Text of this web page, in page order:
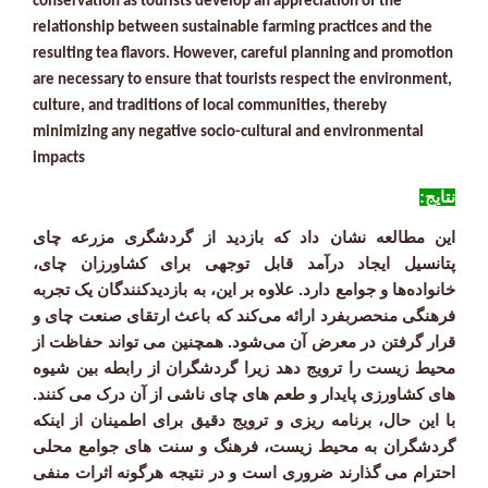
relationship between sustainable farming practices and the
resulting tea flavors. However, careful planning and promotion
are necessary to ensure that tourists respect the environment,
culture, and traditions of local communities, thereby
minimizing any negative socio-cultural and environmental
impacts
نتایج:
این مطالعه نشان داد که بازدید از گردشگری مزرعه چای
پتانسیل ایجاد درآمد قابل توجهی برای کشاورزان چای،
خانواده‌ها و جوامع دارد. علاوه بر این، به بازدیدکنندگان یک تجربه
فرهنگی منحصربفرد ارائه می‌کند که باعث ارتقای صنعت چای و
قرار گرفتن در معرض آن می‌شود. همچنین می تواند حفاظت از
محیط زیست را ترویج دهد زیرا گردشگران از رابطه بین شیوه
های کشاورزی پایدار و طعم های چای ناشی از آن درک می کنند.
با این حال، برنامه ریزی و ترویج دقیق برای اطمینان از اینکه
گردشگران به محیط زیست، فرهنگ و سنت های جوامع محلی
احترام می گذارند ضروری است و در نتیجه هرگونه اثرات منفی